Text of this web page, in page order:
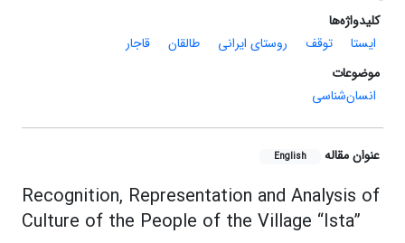
کلیدواژه‌ها
ایستا
توقف روستای ایرانی طالقان
قاجار
موضوعات
انسان‌شناسی
عنوان مقاله English
Recognition, Representation and Analysis of
Culture of the People of the Village “Ista”